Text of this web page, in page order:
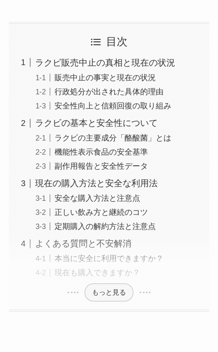
目次
ラクビ販売中止の真相と現在の状況
販売中止の事実と現在の状況
行政処分が出された具体的理由
安全性向上と信頼回復の取り組み
ラクビの基本と安全性について
ラクビの主要成分「酪酸菌」とは
機能性表示食品の安全基準
副作用報告と安全性データ
現在の購入方法と安全な利用法
安全な購入方法と注意点
正しい飲み方と継続のコツ
定期購入の解約方法と注意点
よくある質問と不安解消
本当に安全に利用できますか？
現在も購入できますか？
もっと見る